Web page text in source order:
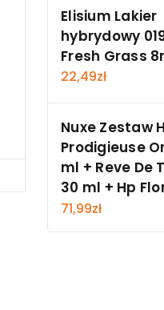
Elisium Lakier
hybrydowy
Fresh Grass
22,49zł
Nuxe Zestaw
Prodigieuse
ml + Reve De
30 ml + Hp
71,99zł